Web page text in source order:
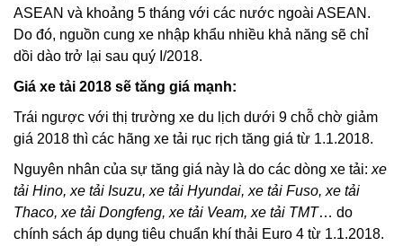
ASEAN và khoảng 5 tháng với các nước ngoài ASEAN.
Do đó, nguồn cung xe nhập khẩu nhiều khả năng sẽ chỉ
dồi dào trở lại sau quý I/2018.
Giá xe tải 2018 sẽ tăng giá mạnh:
Trái ngược với thị trường xe du lịch dưới 9 chỗ chờ giảm
giá 2018 thì các hãng xe tải rục rịch tăng giá từ 1.1.2018.
Nguyên nhân của sự tăng giá này là do các dòng xe tải: xe
tải Hino, xe tải Isuzu, xe tải Hyundai, xe tải Fuso, xe tải
Thaco, xe tải Dongfeng, xe tải Veam, xe tải TMT… do
chính sách áp dụng tiêu chuẩn khí thải Euro 4 từ 1.1.2018.